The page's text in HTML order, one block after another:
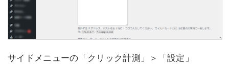
サイドメニューの「クリック計測」＞「設定」